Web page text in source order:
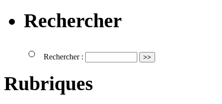
Rechercher
Rechercher :
Rubriques